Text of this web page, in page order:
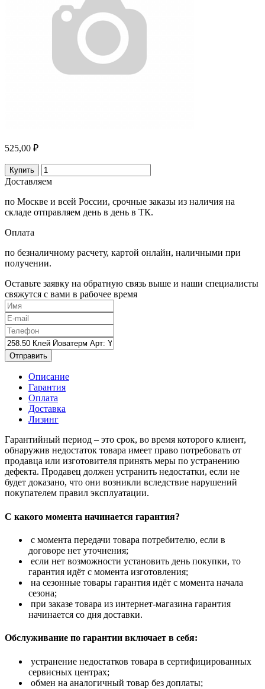
525,00 ₽
Купить
Доставляем
по Москве и всей России, срочные заказы из наличия на
складе отправляем день в день в ТК.
Оплата
по безналичному расчету, картой онлайн, наличными при
получении.
Оставьте заявку на обратную связь выше и наши специалисты
свяжутся с вами в рабочее время
Отправить
Описание
Гарантия
Оплата
Доставка
Лизинг
Гарантийный период – это срок, во время которого клиент,
обнаружив недостаток товара имеет право потребовать от
продавца или изготовителя принять меры по устранению
дефекта. Продавец должен устранить недостатки, если не
будет доказано, что они возникли вследствие нарушений
покупателем правил эксплуатации.
С какого момента начинается гарантия?
с момента передачи товара потребителю, если в
договоре нет уточнения;
если нет возможности установить день покупки, то
гарантия идёт с момента изготовления;
на сезонные товары гарантия идёт с момента начала
сезона;
при заказе товара из интернет-магазина гарантия
начинается со дня доставки.
Обслуживание по гарантии включает в себя:
устранение недостатков товара в сертифицированных
сервисных центрах;
обмен на аналогичный товар без доплаты;